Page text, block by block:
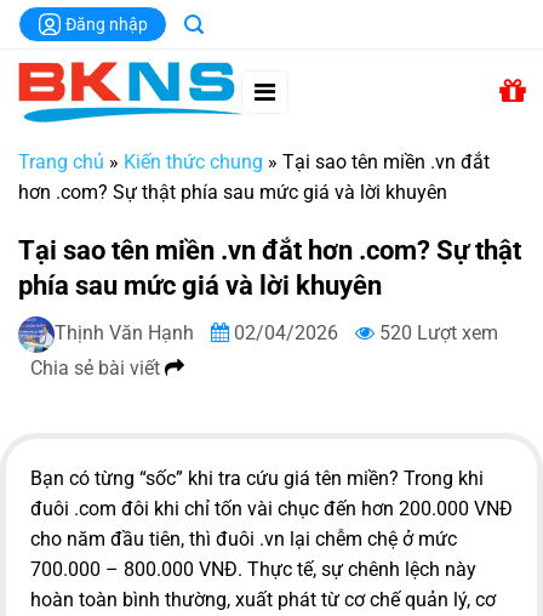
Chuyển
đến
dung
Đăng nhập
Trang chủ » Kiến thức chung » Tại sao tên miền .vn đắt
hơn .com? Sự thật phía sau mức giá và lời khuyên
Tại sao tên miền .vn đắt hơn .com? Sự thật
phía sau mức giá và lời khuyên
Thịnh Văn Hạnh 02/04/2026
520 Lượt xem
Chia sẻ bài viết
Bạn có từng “sốc” khi tra cứu giá tên miền? Trong khi
đuôi .com đôi khi chỉ tốn vài chục đến hơn 200.000 VNĐ
cho năm đầu tiên, thì đuôi .vn lại chễm chệ ở mức
700.000 – 800.000 VNĐ. Thực tế, sự chênh lệch này
hoàn toàn bình thường, xuất phát từ cơ chế quản lý, cơ